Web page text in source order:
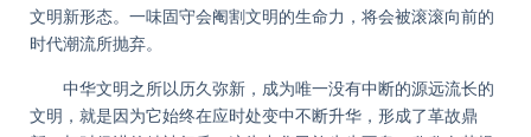
文明新形态。一味固守会阉割文明的生命力，将会被滚滚向前的
时代潮流所抛弃。
中华文明之所以历久弥新，成为唯一没有中断的源远流长的
文明，就是因为它始终在应时处变中不断升华，形成了革故鼎